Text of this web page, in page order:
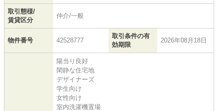
取引態様/
賃貸区分
仲介/一般
物件番号 42528777
取引条件の有
効期限
2026年08月18日
陽当り良好
閑静な住宅地
デザイナーズ
学生向け
女性向け
室内洗濯機置場